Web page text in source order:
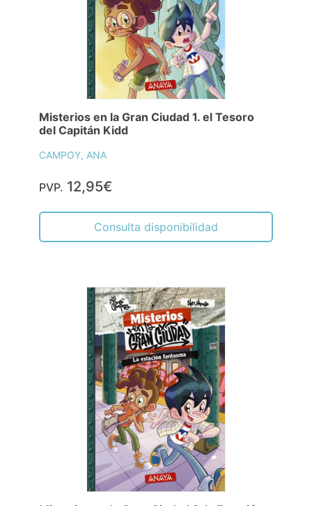
Misterios en la Gran Ciudad 1. el Tesoro
del Capitán Kidd
CAMPOY, ANA
PVP. 12,95€
Consulta disponibilidad